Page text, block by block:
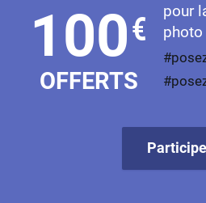
100€
OFFERTS
pour